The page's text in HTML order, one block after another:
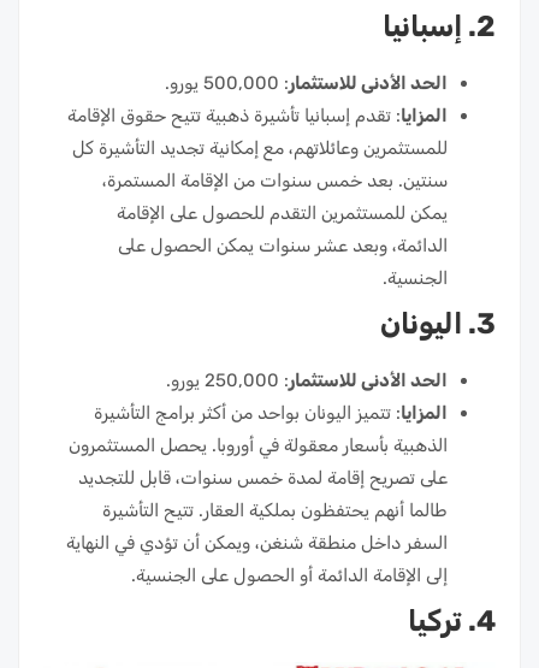
2. إسبانيا
الحد الأدنى للاستثمار: 500,000 يورو.
المزايا: تقدم إسبانيا تأشيرة ذهبية تتيح حقوق الإقامة
للمستثمرين وعائلاتهم، مع إمكانية تجديد التأشيرة كل
سنتين. بعد خمس سنوات من الإقامة المستمرة،
يمكن للمستثمرين التقدم للحصول على الإقامة
الدائمة، وبعد عشر سنوات يمكن الحصول على
الجنسية.
3. اليونان
الحد الأدنى للاستثمار: 250,000 يورو.
المزايا: تتميز اليونان بواحد من أكثر برامج التأشيرة
الذهبية بأسعار معقولة في أوروبا. يحصل المستثمرون
على تصريح إقامة لمدة خمس سنوات، قابل للتجديد
طالما أنهم يحتفظون بملكية العقار. تتيح التأشيرة
السفر داخل منطقة شنغن، ويمكن أن تؤدي في النهاية
إلى الإقامة الدائمة أو الحصول على الجنسية.
4. تركيا